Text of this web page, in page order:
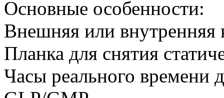
Основные особенности:
Внешняя или
Планка для снятия
Часы реального времени